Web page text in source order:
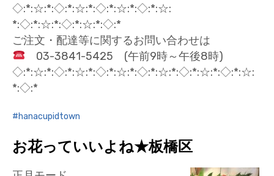
◇:*:☆:*:◇:*:☆:*:◇:*:☆:*:◇:*:☆:
*:◇:*:☆:*:◇:*:☆:*:◇:*
ご注文・配達等に関するお問い合わせは
03-3841-5425 (午前9時～午後8時)
◇:*:☆:*:◇:*:☆:*:◇:*:☆:*:◇:*:☆:*:◇:*:☆:*:◇:*:☆:
*:◇:*
hanacupidtown
お花っていいよね★板橋区